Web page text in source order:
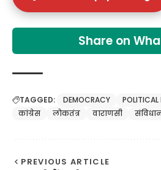
Share on
TAGGED: DEMOCRACY POLITICAL
कांग्रेस
लोकतंत्र वाराणसी
PREVIOUS ARTICLE